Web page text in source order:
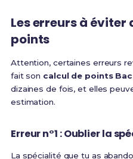
Les erreurs à éviter
points
Attention, certaines erreurs
fait son calcul de points Bac
dizaines de fois, et elles
estimation.
Erreur n°1 : Oublier la
La spécialité que tu as